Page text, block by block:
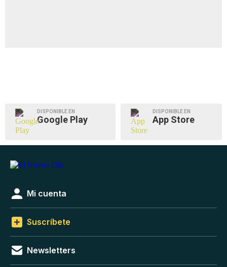
DISPONIBLE EN
Google Play
DISPONIBLE EN
App Store
Mi cuenta
Suscríbete
Newsletters